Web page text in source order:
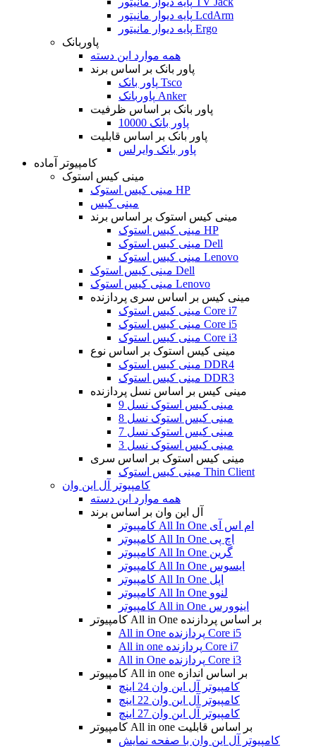
پایه دیوار مانیتور LcdArm
پایه دیوار مانیتور Ergo
پاوربانک
همه موارد این دسته
پاور بانک بر اساس برند
پاور بانک Tsco
پاوربانک Anker
پاور بانک بر اساس ظرفیت
پاور بانک 10000
پاور بانک بر اساس قابلیت
پاور بانک وایرلس
کامپیوتر آماده
مینی کیس استوک
مینی کیس استوک HP
مینی کیس
مینی کیس استوک بر اساس برند
مینی کیس استوک HP
مینی کیس استوک Dell
مینی کیس استوک Lenovo
مینی کیس استوک Dell
مینی کیس استوک Lenovo
مینی کیس بر اساس سری پردازنده
مینی کیس استوک Core i7
مینی کیس استوک Core i5
مینی کیس استوک Core i3
مینی کیس استوک بر اساس نوع
مینی کیس استوک DDR4
مینی کیس استوک DDR3
مینی کیس بر اساس نسل پردازنده
مینی کیس استوک نسل 9
مینی کیس استوک نسل 8
مینی کیس استوک نسل 7
مینی کیس استوک نسل 3
مینی کیس استوک بر اساس سری
مینی کیس استوک Thin Client
کامپیوتر آل این وان
همه موارد این دسته
آل این وان بر اساس برند
کامپیوتر All In One ام اس آی
کامپیوتر All In One اچ پی
کامپیوتر All In One گرین
کامپیوتر All In One ایسوس
کامپیوتر All In One اپل
کامپیوتر All In One لنوو
کامپیوتر All in One اینوورس
کامپیوتر All in One بر اساس پردازنده
All in One پردازنده Core i5
All in one پردازنده Core i7
All in One پردازنده Core i3
کامپیوتر All in one بر اساس اندازه
کامپیوتر آل این وان 24 اینچ
کامپیوتر آل این وان 22 اینچ
کامپیوتر آل این وان 27 اینچ
کامپیوتر All in one بر اساس قابلیت
کامپیوتر آل این وان با صفحه نمایش